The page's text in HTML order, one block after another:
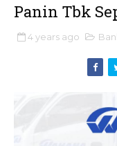
Panin Tbk
4 years ago